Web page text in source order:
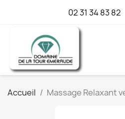
02 31 34 83 82
Accueil Massage Relaxant